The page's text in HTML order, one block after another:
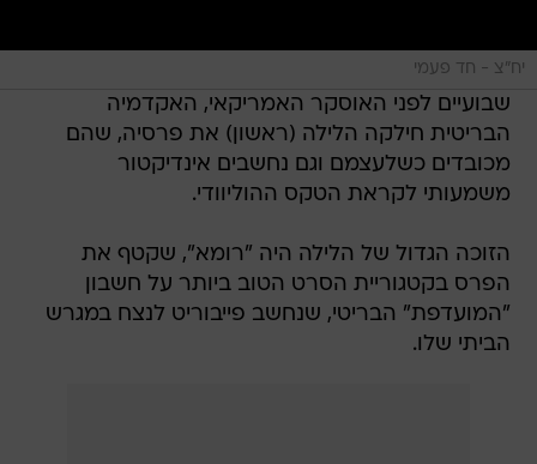
יח"צ - חד פעמי
שבועיים לפני האוסקר האמריקאי, האקדמיה
הבריטית חילקה הלילה (ראשון) את פרסיה, שהם
מכובדים כשלעצמם וגם נחשבים אינדיקטור
משמעותי לקראת הטקס ההוליוודי.
הזוכה הגדול של הלילה היה "רומא", שקטף את
הפרס בקטגוריית הסרט הטוב ביותר על חשבון
"המועדפת" הבריטי, שנחשב פייבוריט לנצח במגרש
הביתי שלו.